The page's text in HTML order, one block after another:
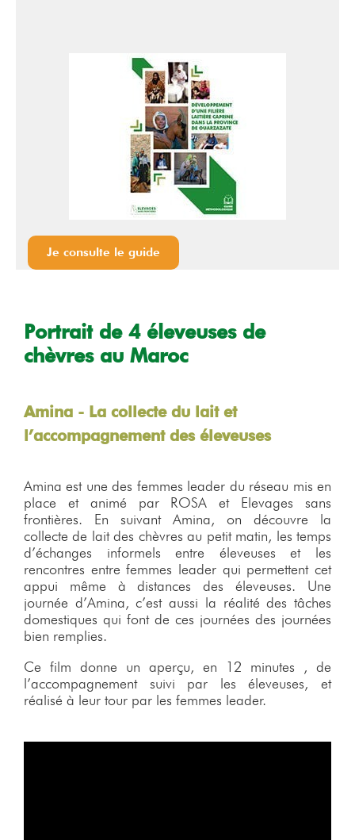
Je consulte le guide
Portrait de 4 éleveuses de
chèvres au Maroc
Amina - La collecte du lait et
l’accompagnement des éleveuses
Amina est une des femmes leader du réseau mis en
place et animé par ROSA et Elevages sans
frontières. En suivant Amina, on découvre la
collecte de lait des chèvres au petit matin, les temps
d’échanges informels entre éleveuses et les
rencontres entre femmes leader qui permettent cet
appui même à distances des éleveuses. Une
journée d’Amina, c’est aussi la réalité des tâches
domestiques qui font de ces journées des journées
bien remplies.
Ce film donne un aperçu, en 12 minutes , de
l’accompagnement suivi par les éleveuses, et
réalisé à leur tour par les femmes leader.